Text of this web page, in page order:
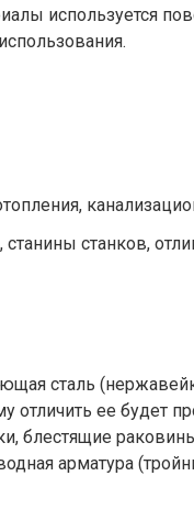
используется
станков,
сталь
отличить ее будет
блестящие
арматура